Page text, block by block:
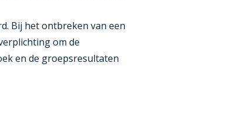
Bij het ontbreken van een
om de
en de groepsresultaten